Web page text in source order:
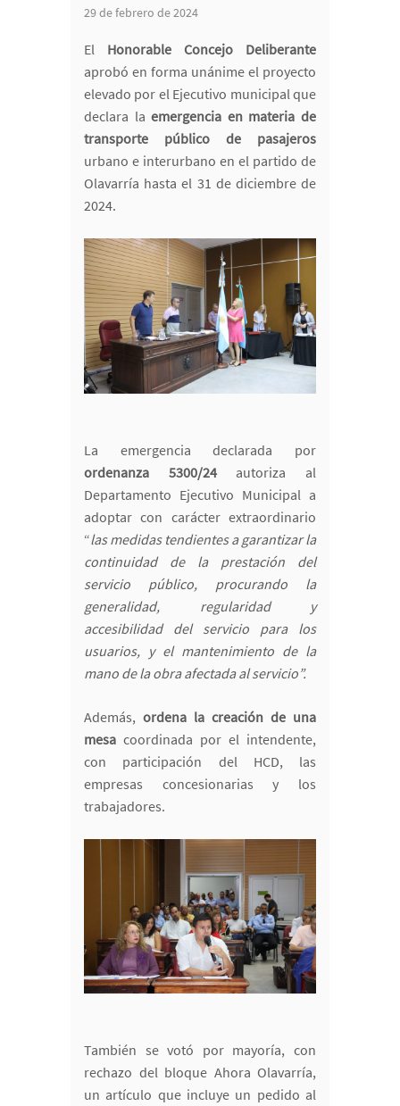
29 de febrero de 2024
El Honorable Concejo Deliberante
aprobó en forma unánime el proyecto
elevado por el Ejecutivo municipal que
declara la emergencia en materia de
transporte público de pasajeros
urbano e interurbano en el partido de
Olavarría hasta el 31 de diciembre de
2024.
La emergencia declarada por
ordenanza 5300/24autoriza al
Departamento Ejecutivo Municipal a
adoptar con carácter extraordinario
“las medidas tendientes a garantizar la
continuidad de la prestación del
servicio público, procurando la
generalidad, regularidad y
accesibilidad del servicio para los
usuarios, y el mantenimiento de la
mano de la obra afectada al servicio”.
Además, ordena la creación de una
mesa coordinada por el intendente,
con participación del HCD, las
empresas concesionarias y los
trabajadores.
También se votó por mayoría, con
rechazo del bloque Ahora Olavarría,
un artículo que incluye un pedido al